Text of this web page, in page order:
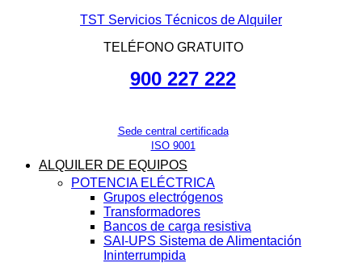
TST Servicios Técnicos de Alquiler
TELÉFONO GRATUITO
900 227 222
Sede central certificada
ISO 9001
ALQUILER DE EQUIPOS
POTENCIA ELÉCTRICA
Grupos electrógenos
Transformadores
Bancos de carga resistiva
SAI-UPS Sistema de Alimentación
Ininterrumpida